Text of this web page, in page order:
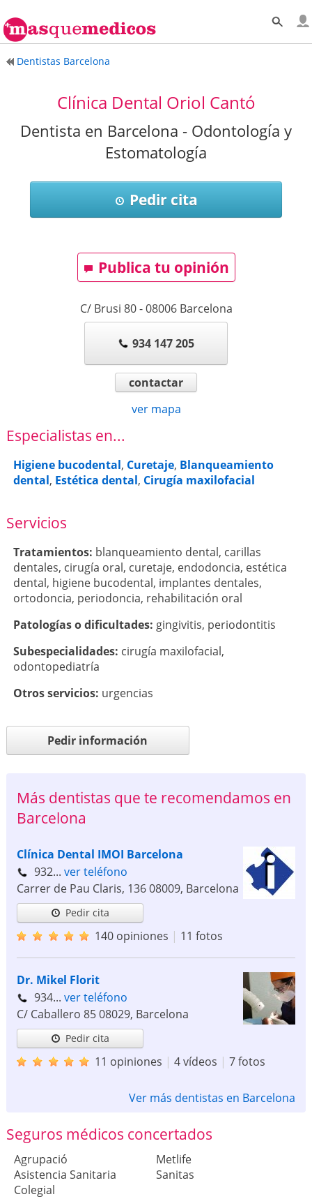
Dentistas Barcelona
Clínica Dental Oriol Cantó
Dentista en Barcelona - Odontología y
Estomatología
Pedir cita
Publica tu opinión
C/ Brusi 80-08006 Barcelona
934 147 205
contactar
ver mapa
Especialistas en...
Higiene bucodental, Curetaje, Blanqueamiento
dental, Estética dental, Cirugía maxilofacial
Servicios
Tratamientos: blanqueamiento dental, carillas
dentales, cirugía oral, curetaje, endodoncia, estética
dental, higiene bucodental, implantes dentales,
ortodoncia, periodoncia, rehabilitación oral
Patologí­as o dificultades: gingivitis, periodontitis
Subespecialidades: cirugía maxilofacial,
odontopediatría
Otros servicios: urgencias
Pedir información
Más dentistas que te recomendamos en
Barcelona
Clínica Dental IMOI Barcelona
932... ver teléfono
Carrer de Pau Claris, 13608009, Barcelona
Pedir cita
140 opiniones | 11 fotos
Dr. Mikel Florit
934... ver teléfono
C/ Caballero 8508029, Barcelona
Pedir cita
11 opiniones | 4 vídeos | 7 fotos
Ver más dentistas en Barcelona
Seguros médicos concertados
Agrupació
Asistencia Sanitaria
Colegial
Metlife
Sanitas